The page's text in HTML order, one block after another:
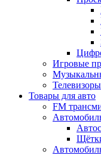
Игровые
Телевизоры
Товары для авто
FM